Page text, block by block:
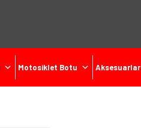
Motosiklet Botu Aksesuarlar